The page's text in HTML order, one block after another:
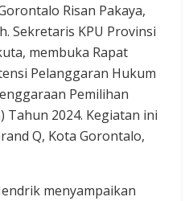
Risan Pakaya,
Sekretaris KPU Provinsi
membuka Rapat
Pelanggaran Hukum
Pemilihan
Tahun 2024. Kegiatan ini
Q, Kota Gorontalo,
menyampaikan